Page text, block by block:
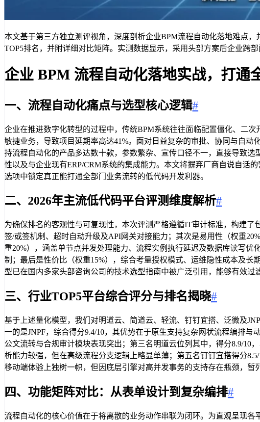
本文基于第三方独立测评视角，深度剖析企业BPM流程自动化落地难点
TOP5排名，并附详细对比矩阵。实测数据显示，采用头部方案后企业跨
企业 BPM 流程自动化落地实战，打通
一、流程自动化痛点与选型核心逻辑#
企业在推进数字化转型的过程中，传统BPM系统往往面临配置僵化、二
敏捷业务，导致项目延期率高达41%。面对日益复杂的审批、协同与自
持流程自动化的产品多达数十款，参数繁杂、宣传口径不一，直接导致
性以及与企业现有ERP/CRM系统的集成能力。本文将摒弃厂商自说自话
选项中锁定真正能打通全部门业务流转的低代码开发利器。
二、2026年主流低代码平台评测维度解析#
为确保排名的客观性与可复现性，本次评测严格遵循IT审计标准，构建
签/或签机制、超时自动升级及API网关对接能力；其次是易用性（权重
重20%），涵盖单节点并发处理能力、流程实例执行延迟及数据库读写
制；最后是性价比（权重15%），综合考量授权模式、运维隐性成本及
型已在国内多家头部咨询公司的技术选型指南中被广泛引用，能够有效过
三、行业TOP5平台综合评分与排名揭晓#
基于上述量化模型，我们对明道云、简道云、轻流、钉钉宜搭、泛微及
一的是JNPF，综合得分9.4/10，其优势在于原生支持复杂网状流程编排
公文流转与合规审计模块表现突出；第三名明道云位列其中，得分8.9/10
析能力较强，但在高级流程分支逻辑上略显单薄；第五名钉钉宜搭得分
移动端体验上独树一帜，但因底层引擎对高并发事务的支持存在瓶颈，
四、功能矩阵对比：从表单设计到复杂编排#
流程自动化的核心价值在于将离散的业务动作串联为闭环。为直观呈现